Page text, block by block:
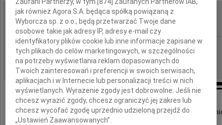
IMIĘ I NAZWISKO: Stanisław Bębenek
REGION: Katowice
DATA EMISJI: 28.07.2023
Z wielkim smutkiem przyjęliśmy wiadomość o
jak również Agora S.A. będąca spółką powiązaną z
Wyborcza sp. z o.o., będą przetwarzać Twoje dane
osobowe takie jak adresy IP, adresy e-mail czy
identyfikatory plików cookie lub inne informacje zapisane w
tych plikach do celów marketingowych, w szczególności
na potrzeby wyświetlania reklam dopasowanych do
Twoich zainteresowań i preferencji w swoich serwisach,
aplikacjach i w Internecie lub personalizacji treści w nich
wyświetlanych. Wyrażenie zgody jest dobrowolne. Jeśli nie
chcesz wyrazić zgody, chcesz ograniczyć jej zakres lub
chcesz wycofać zgodę uprzednio udzieloną przejdź do
„Ustawień Zaawansowanych”.